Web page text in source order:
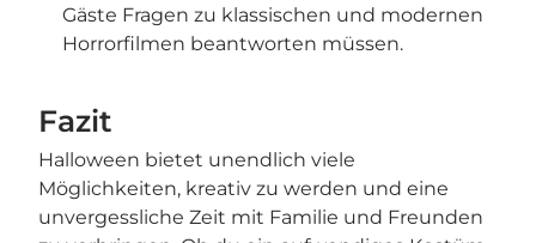
Gäste Fragen zu klassischen und modernen
Horrorfilmen beantworten müssen.
Fazit
Halloween bietet unendlich viele
Möglichkeiten, kreativ zu werden und eine
unvergessliche Zeit mit Familie und Freunden